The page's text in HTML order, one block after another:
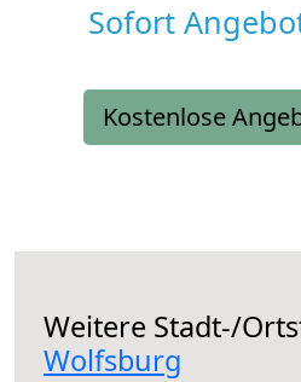
Sofort
Kostenlose
Weitere Stadt-/
Wolfsburg